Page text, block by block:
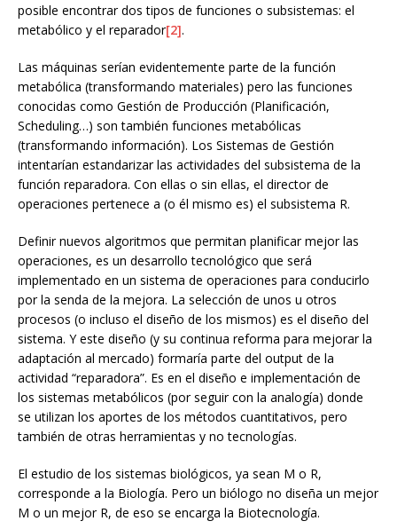
posible encontrar dos tipos de funciones o subsistemas: el
metabólico y el reparador[2].
Las máquinas serían evidentemente parte de la función
metabólica (transformando materiales) pero las funciones
conocidas como Gestión de Producción (Planificación,
Scheduling…) son también funciones metabólicas
(transformando información). Los Sistemas de Gestión
intentarían estandarizar las actividades del subsistema de la
función reparadora. Con ellas o sin ellas, el director de
operaciones pertenece a (o él mismo es) el subsistema R.
Definir nuevos algoritmos que permitan planificar mejor las
operaciones, es un desarrollo tecnológico que será
implementado en un sistema de operaciones para conducirlo
por la senda de la mejora. La selección de unos u otros
procesos (o incluso el diseño de los mismos) es el diseño del
sistema. Y este diseño (y su continua reforma para mejorar la
adaptación al mercado) formaría parte del output de la
actividad “reparadora”. Es en el diseño e implementación de
los sistemas metabólicos (por seguir con la analogía) donde
se utilizan los aportes de los métodos cuantitativos, pero
también de otras herramientas y no tecnologías.
El estudio de los sistemas biológicos, ya sean M o R,
corresponde a la Biología. Pero un biólogo no diseña un mejor
M o un mejor R, de eso se encarga la Biotecnología.